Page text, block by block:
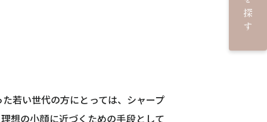
若い世代の方にとっては、シャープ
想の小顔に近づくための手段として